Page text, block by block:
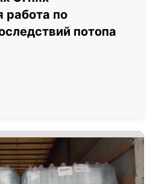
работа по
потопа